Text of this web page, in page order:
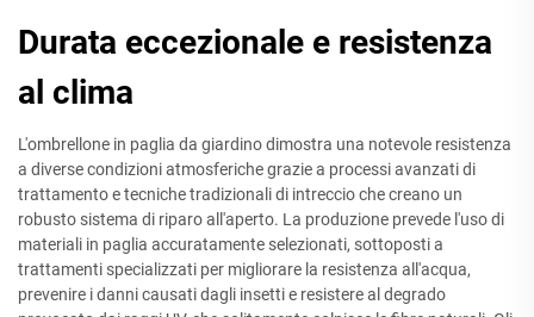
Durata eccezionale e resistenza
al clima
L'ombrellone in paglia da giardino dimostra una notevole resistenza
a diverse condizioni atmosferiche grazie a processi avanzati di
trattamento e tecniche tradizionali di intreccio che creano un
robusto sistema di riparo all'aperto. La produzione prevede l'uso di
materiali in paglia accuratamente selezionati, sottoposti a
trattamenti specializzati per migliorare la resistenza all'acqua,
prevenire i danni causati dagli insetti e resistere al degrado